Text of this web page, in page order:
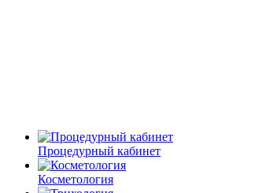
Процедурный кабинет
Косметология